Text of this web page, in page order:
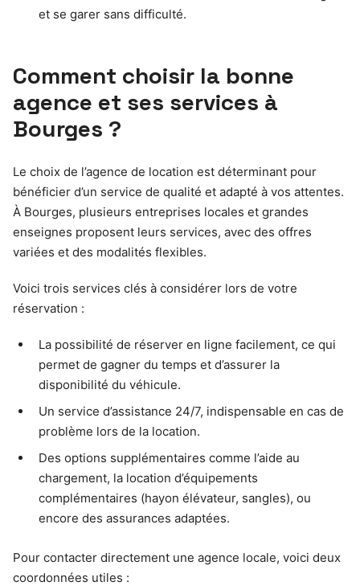
et se garer sans difficulté.
Comment choisir la bonne
agence et ses services à
Bourges ?
Le choix de l’agence de location est déterminant pour
bénéficier d’un service de qualité et adapté à vos attentes.
À Bourges, plusieurs entreprises locales et grandes
enseignes proposent leurs services, avec des offres
variées et des modalités flexibles.
Voici trois services clés à considérer lors de votre
réservation :
La possibilité de réserver en ligne facilement, ce qui
permet de gagner du temps et d’assurer la
disponibilité du véhicule.
Un service d’assistance 24/7, indispensable en cas de
problème lors de la location.
Des options supplémentaires comme l’aide au
chargement, la location d’équipements
complémentaires (hayon élévateur, sangles), ou
encore des assurances adaptées.
Pour contacter directement une agence locale, voici deux
coordonnées utiles :